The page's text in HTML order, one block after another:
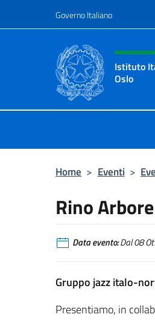
Governo Italiano
Intestazione
Istituto
Oslo
Home > Eventi >
Rino
Data evento:Dal 08
Gruppo jazz italo-
Presentiamo, in